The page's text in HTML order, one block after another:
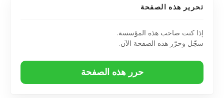
تحرير هذه الصفحة
إذا كنت صاحب هذه المؤسسة.
سجّل وحرّر هذه الصفحة الآن.
حرر هذه الصفحة